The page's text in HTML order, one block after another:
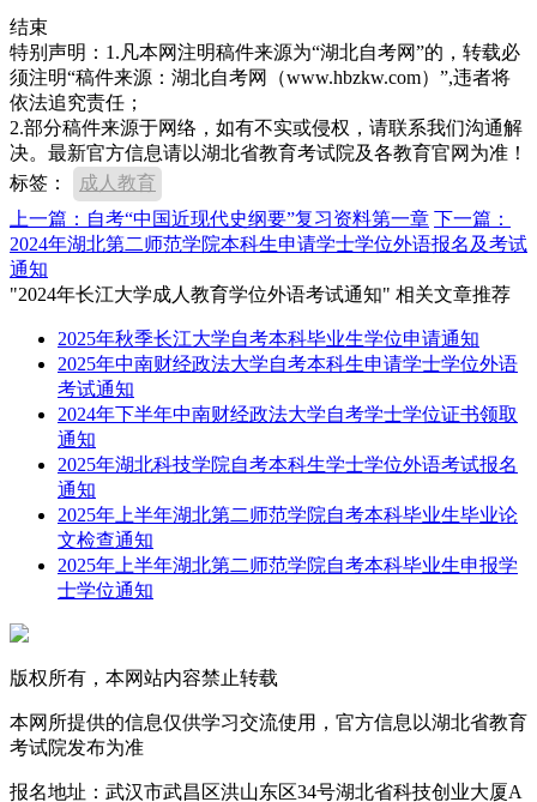
结束
特别声明：1.凡本网注明稿件来源为“湖北自考网”的，转载必
须注明“稿件来源：湖北自考网（www.hbzkw.com）”,违者将
依法追究责任；
2.部分稿件来源于网络，如有不实或侵权，请联系我们沟通解
决。最新官方信息请以湖北省教育考试院及各教育官网为准！
标签：
成人教育
上一篇：自考“中国近现代史纲要”复习资料第一章 下一篇：
2024年湖北第二师范学院本科生申请学士学位外语报名及考试
通知
"2024年长江大学成人教育学位外语考试通知" 相关文章推荐
2025年秋季长江大学自考本科毕业生学位申请通知
2025年中南财经政法大学自考本科生申请学士学位外语
考试通知
2024年下半年中南财经政法大学自考学士学位证书领取
通知
2025年湖北科技学院自考本科生学士学位外语考试报名
通知
2025年上半年湖北第二师范学院自考本科毕业生毕业论
文检查通知
2025年上半年湖北第二师范学院自考本科毕业生申报学
士学位通知
版权所有，本网站内容禁止转载
本网所提供的信息仅供学习交流使用，官方信息以湖北省教育
考试院发布为准
报名地址：武汉市武昌区洪山东区34号湖北省科技创业大厦A